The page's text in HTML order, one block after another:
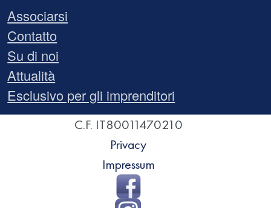
Associarsi
Contatto
Su di noi
Attualità
Esclusivo per gli imprenditori
C.F. IT80011470210
Privacy
Impressum